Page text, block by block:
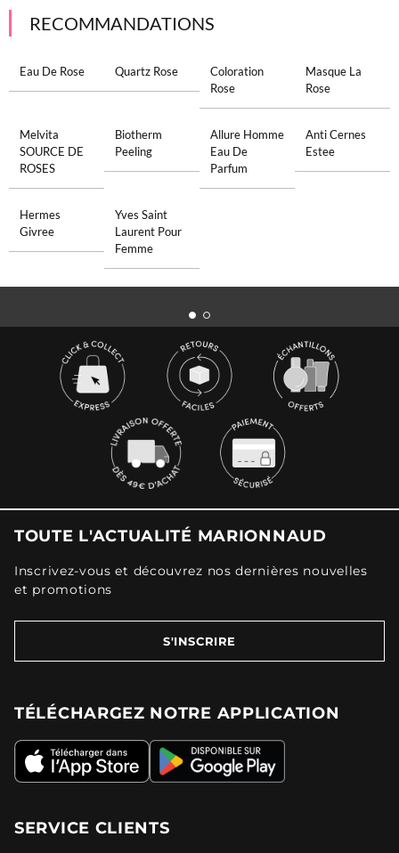
RECOMMANDATIONS
Eau De Rose Quartz Rose
Coloration
Rose
Masque La
Rose
Melvita
SOURCE DE
ROSES
Biotherm
Peeling
Allure Homme
Eau De
Parfum
Anti Cernes
Estee
Hermes
Givree
Yves Saint
Laurent Pour
Femme
TOUTE L'ACTUALITÉ MARIONNAUD
Inscrivez-vous et découvrez nos dernières nouvelles
et promotions
S'INSCRIRE
TÉLÉCHARGEZ NOTRE APPLICATION
SERVICE CLIENTS